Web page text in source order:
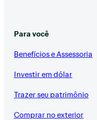
Para você
Benefícios e Assessoria
Investir em dólar
Trazer seu patrimônio
Comprar no exterior